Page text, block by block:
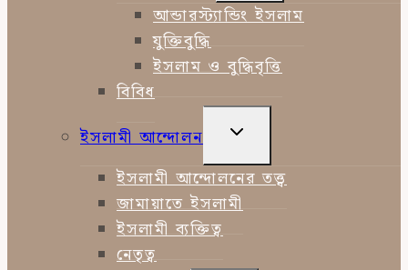
MENU
আন্ডারস্ট্যান্ডিং ইসলাম
যুক্তিবুদ্ধি
ইসলাম ও বুদ্ধিবৃত্তি
বিবিধ
ইসলামী আন্দোলন
TOGGLE
MENU
ইসলামী আন্দোলনের তত্ত্ব
জামায়াতে ইসলামী
ইসলামী ব্যক্তিত্ব
নেতৃত্ব